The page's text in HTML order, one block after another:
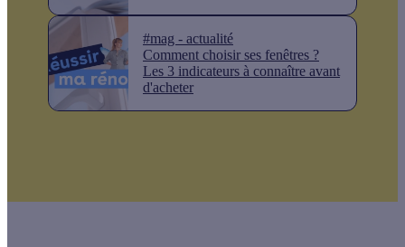
#mag - actualité
Comment choisir ses fenêtres ?
Les 3 indicateurs à connaître avant
d'acheter